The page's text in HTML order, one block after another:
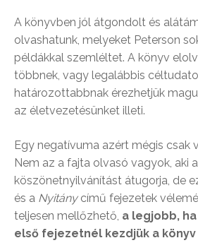
A könyvben jól átgondolt és
olvashatunk, melyeket Peterson
példákkal szemléltet. A könyv
többnek, vagy legalábbis
határozottabbnak érezhetjük
az életvezetésünket illeti.
Egy negatívuma azért mégis csak
Nem az a fajta olvasó vagyok, aki
köszönetnyilvánítást átugorja, de
és a Nyitánycímű fejezetek
teljesen mellőzhető, a legjobb,
első fejezetnél kezdjük a